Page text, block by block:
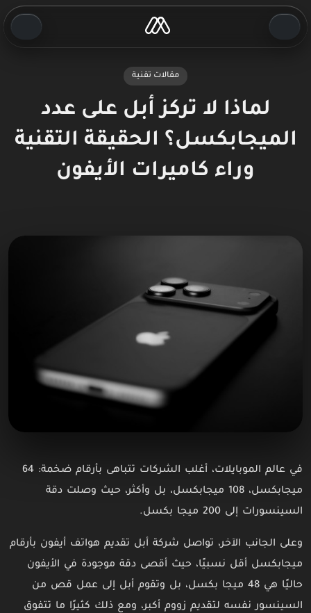
مقالات تقنية
لماذا لا تركز أبل على عدد
الميجابكسل؟ الحقيقة التقنية
وراء كاميرات الأيفون
في عالم الموبايلات، أغلب الشركات تتباهى بأرقام ضخمة: 64
ميجابكسل، 108 ميجابكسل، بل وأكثر، حيث وصلت دقة
السينسورات إلى 200 ميجا بكسل.
وعلى الجانب الآخر، تواصل شركة أبل تقديم هواتف أيفون بأرقام
ميجابكسل أقل نسبيًا، حيث أقصى دقة موجودة في الأيفون
حاليًا هي 48 ميجا بكسل، بل وتقوم أبل إلى عمل قص من
السينسور نفسه لتقديم زووم أكبر، ومع ذلك كثيرًا ما تتفوق